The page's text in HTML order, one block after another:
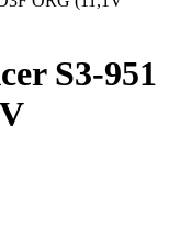
S3-951